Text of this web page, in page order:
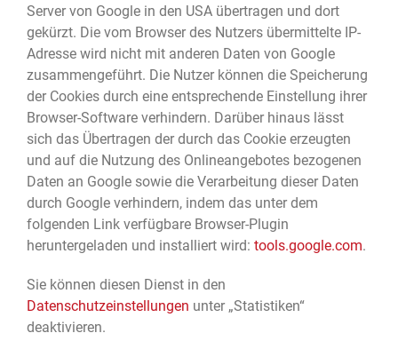
Server von Google in den USA übertragen und dort
gekürzt. Die vom Browser des Nutzers übermittelte IP-
Adresse wird nicht mit anderen Daten von Google
zusammengeführt. Die Nutzer können die Speicherung
der Cookies durch eine entsprechende Einstellung ihrer
Browser-Software verhindern. Darüber hinaus lässt
sich das Übertragen der durch das Cookie erzeugten
und auf die Nutzung des Onlineangebotes bezogenen
Daten an Google sowie die Verarbeitung dieser Daten
durch Google verhindern, indem das unter dem
folgenden Link verfügbare Browser-Plugin
heruntergeladen und installiert wird: tools.google.com.
Sie können diesen Dienst in den
Datenschutzeinstellungen unter „Statistiken“
deaktivieren.